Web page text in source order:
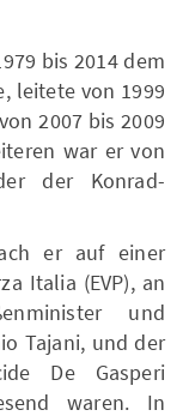
bis 2014 dem
leitete von 1999
2007 bis 2009
war er von
der Konrad-
er auf einer
Italia (EVP), an
und
Tajani, und der
De Gasperi
waren. In